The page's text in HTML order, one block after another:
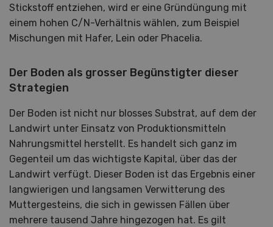
Stickstoff entziehen, wird er eine Gründüngung mit
einem hohen C/N-Verhältnis wählen, zum Beispiel
Mischungen mit Hafer, Lein oder Phacelia.
Der Boden als grosser Begünstigter dieser
Strategien
Der Boden ist nicht nur blosses Substrat, auf dem der
Landwirt unter Einsatz von Produktionsmitteln
Nahrungsmittel herstellt. Es handelt sich ganz im
Gegenteil um das wichtigste Kapital, über das der
Landwirt verfügt. Dieser Boden ist das Ergebnis einer
langwierigen und langsamen Verwitterung des
Muttergesteins, die sich in gewissen Fällen über
mehrere tausend Jahre hingezogen hat. Es gilt